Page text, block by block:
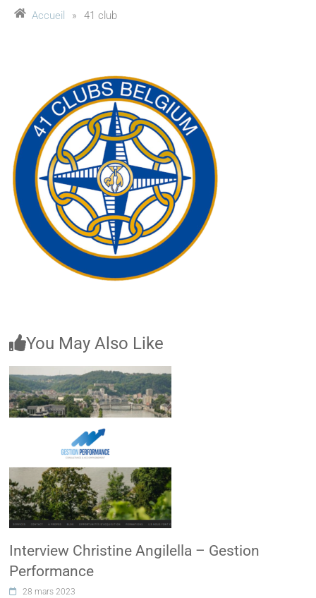
Accueil » 41 club
You May Also Like
Interview Christine Angilella – Gestion
Performance
28 mars 2023